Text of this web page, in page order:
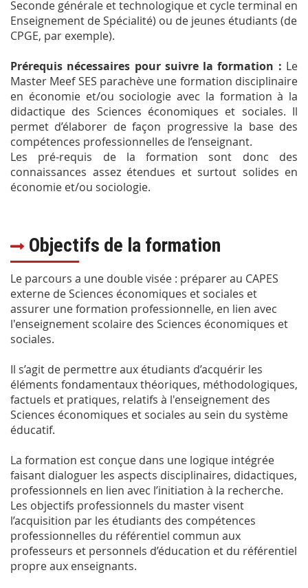
Seconde générale et technologique et cycle terminal en
Enseignement de Spécialité) ou de jeunes étudiants (de
CPGE, par exemple).
Prérequis nécessaires pour suivre la formation : Le
Master Meef SES parachève une formation disciplinaire
en économie et/ou sociologie avec la formation à la
didactique des Sciences économiques et sociales. Il
permet d’élaborer de façon progressive la base des
compétences professionnelles de l’enseignant.
Les pré-requis de la formation sont donc des
connaissances assez étendues et surtout solides en
économie et/ou sociologie.
Objectifs de la formation
Le parcours a une double visée : préparer au CAPES
externe de Sciences économiques et sociales et
assurer une formation professionnelle, en lien avec
l'enseignement scolaire des Sciences économiques et
sociales.
Il s’agit de permettre aux étudiants d’acquérir les
éléments fondamentaux théoriques, méthodologiques,
factuels et pratiques, relatifs à l'enseignement des
Sciences économiques et sociales au sein du système
éducatif.
La formation est conçue dans une logique intégrée
faisant dialoguer les aspects disciplinaires, didactiques,
professionnels en lien avec l’initiation à la recherche.
Les objectifs professionnels du master visent
l’acquisition par les étudiants des compétences
professionnelles du référentiel commun aux
professeurs et personnels d’éducation et du référentiel
propre aux enseignants.